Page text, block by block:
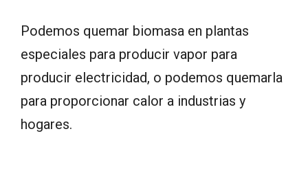
Podemos quemar biomasa en plantas
especiales para producir vapor para
producir electricidad, o podemos quemarla
para proporcionar calor a industrias y
hogares.